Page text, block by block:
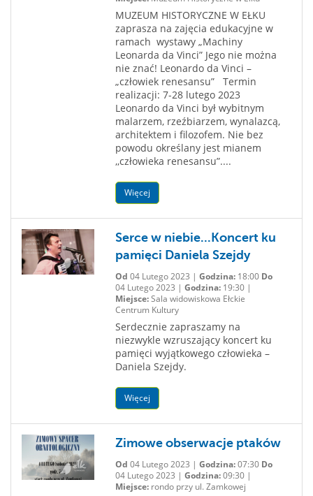
MUZEUM HISTORYCZNE W EŁKU
zaprasza na zajęcia edukacyjne w
ramach wystawy „Machiny
Leonarda da Vinci” Jego nie można
nie znać! Leonardo da Vinci –
„człowiek renesansu” Termin
realizacji: 7-28 lutego 2023
Leonardo da Vinci był wybitnym
malarzem, rzeźbiarzem, wynalazcą,
architektem i filozofem. Nie bez
powodu określany jest mianem
,,człowieka renesansu”....
Więcej
Serce w niebie...Koncert ku
pamięci Daniela Szejdy
Od 04 Lutego 2023 | Godzina:18:00 Do
04 Lutego 2023 | Godzina:19:30 |
Miejsce:Sala widowiskowa Ełckie
Centrum Kultury
Serdecznie zapraszamy na
niezwykle wzruszający koncert ku
pamięci wyjątkowego człowieka –
Daniela Szejdy.
Więcej
Zimowe obserwacje ptaków
Od 04 Lutego 2023 | Godzina:07:30 Do
04 Lutego 2023 | Godzina:09:30 |
Miejsce:rondo przy ul. Zamkowej